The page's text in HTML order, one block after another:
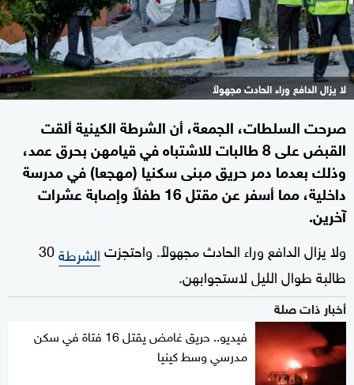
لا يزال الدافع وراء الحادث مجهولاً
صرحت السلطات، الجمعة، أن الشرطة الكينية ألقت
القبض على 8 طالبات للاشتباه في قيامهن بحرق عمد،
وذلك بعدما دمر حريق مبنى سكنيا (مهجعا) في مدرسة
داخلية، مما أسفر عن مقتل 16 طفلاً وإصابة عشرات
آخرين.
ولا يزال الدافع وراء الحادث مجهولاً. واحتجزتالشرطة30
طالبة طوال الليل لاستجوابهن.
أخبار ذات صلة
فيديو.. حريق غامض يقتل 16 فتاة في سكن
مدرسي وسط كينيا